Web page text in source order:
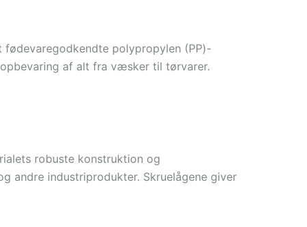
polypropylen (PP)-
af alt fra væsker til tørvarer.
robuste konstruktion og
andre industriprodukter. Skruelågene giver